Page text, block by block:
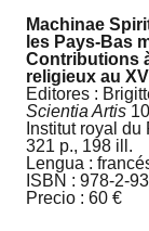
Machinae
les Pays-Bas
Contributions
religieux au
Editores :
Scientia Artis 10
Institut royal
321 p., 198 ill.
Lengua :
ISBN : 978-2-
Precio : 60 €